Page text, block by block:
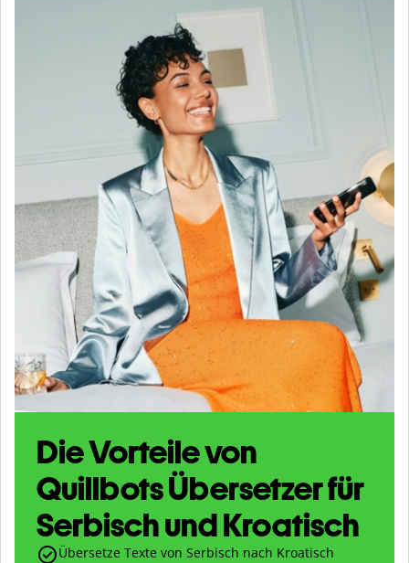
Die Vorteile von
Quillbots Übersetzer für
Serbisch und Kroatisch
Übersetze Texte von Serbisch nach Kroatisch